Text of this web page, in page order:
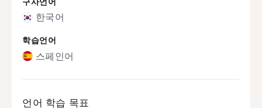
한국어
학습언어
스페인어
언어 학습 목표